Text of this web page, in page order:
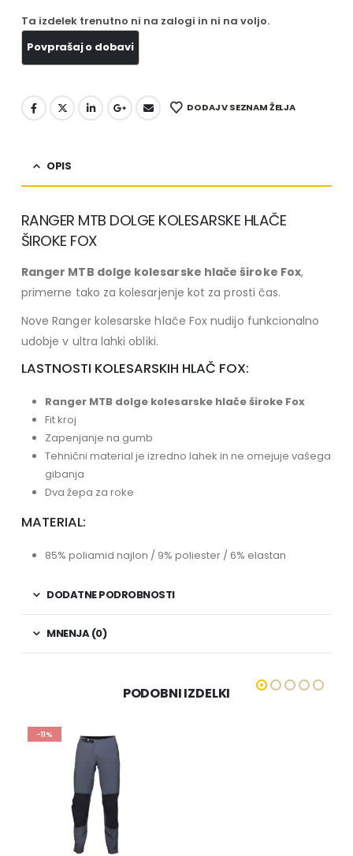
Ta izdelek trenutno ni na zalogi in ni na voljo.
DODAJ V SEZNAM ŽELJA
OPIS
RANGER MTB DOLGE KOLESARSKE HLAČE
ŠIROKE FOX
Ranger MTB dolge kolesarske hlače široke Fox,
primerne tako za kolesarjenje kot za prosti čas.
Nove Ranger kolesarske hlače Fox nudijo funkcionalno
udobje v ultra lahki obliki.
LASTNOSTI KOLESARSKIH HLAČ FOX:
Ranger MTB dolge kolesarske hlače široke Fox
Fit kroj
Zapenjanje na gumb
Tehnični material je izredno lahek in ne omejuje vašega
gibanja
Dva žepa za roke
MATERIAL:
85% poliamid najlon / 9% poliester / 6% elastan
DODATNE PODROBNOSTI
MNENJA (0)
PODOBNI IZDELKI
-11%